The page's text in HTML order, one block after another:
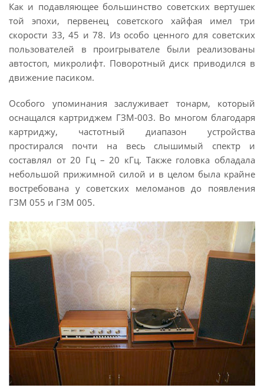
Как и подавляющее большинство советских вертушек
той эпохи, первенец советского хайфая имел три
скорости 33, 45 и 78. Из особо ценного для советских
пользователей в проигрывателе были реализованы
автостоп, микролифт. Поворотный диск приводился в
движение пасиком.
Особого упоминания заслуживает тонарм, который
оснащался картриджем ГЗМ-003. Во многом благодаря
картриджу, частотный диапазон устройства
простирался почти на весь слышимый спектр и
составлял от 20 Гц – 20 кГц. Также головка обладала
небольшой прижимной силой и в целом была крайне
востребована у советских меломанов до появления
ГЗМ 055 и ГЗМ 005.